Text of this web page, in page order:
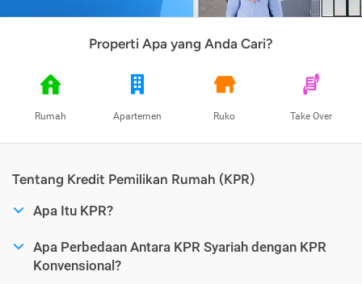
Properti Apa yang Anda Cari?
Rumah Apartemen Ruko Take Over
Tentang Kredit Pemilikan Rumah (KPR)
Apa Itu KPR?
Apa Perbedaan Antara KPR Syariah dengan KPR
Konvensional?